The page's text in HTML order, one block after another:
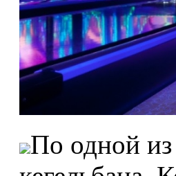
По одной